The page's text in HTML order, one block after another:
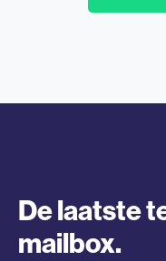
De laatste
mailbox.